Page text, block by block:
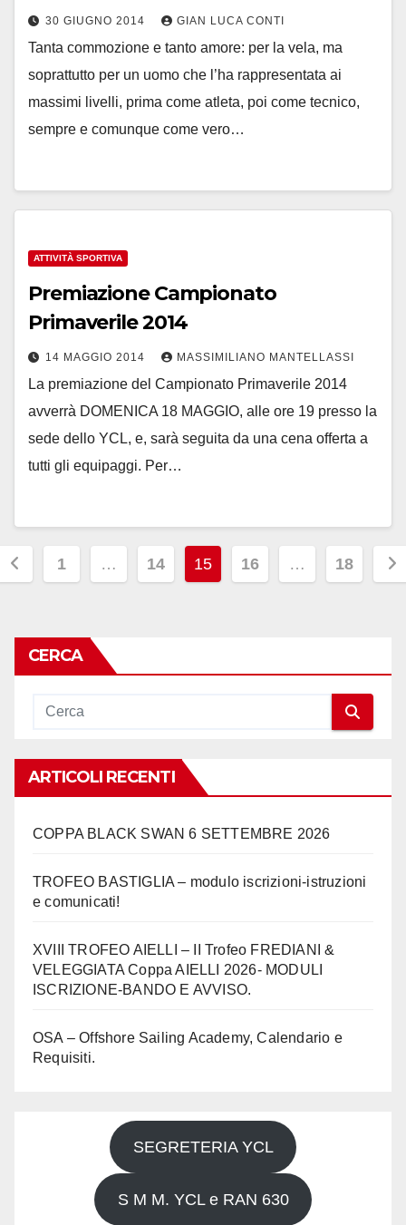
30 GIUGNO 2014 GIAN LUCA CONTI
Tanta commozione e tanto amore: per la vela, ma
soprattutto per un uomo che l’ha rappresentata ai
massimi livelli, prima come atleta, poi come tecnico,
sempre e comunque come vero…
ATTIVITÀ SPORTIVA
Premiazione Campionato
Primaverile 2014
14 MAGGIO 2014 MASSIMILIANO MANTELLASSI
La premiazione del Campionato Primaverile 2014
avverrà DOMENICA 18 MAGGIO, alle ore 19 presso la
sede dello YCL, e, sarà seguita da una cena offerta a
tutti gli equipaggi. Per…
1 … 14 15 16 … 18
CERCA
ARTICOLI RECENTI
COPPA BLACK SWAN 6 SETTEMBRE 2026
TROFEO BASTIGLIA – modulo iscrizioni-istruzioni
e comunicati!
XVIII TROFEO AIELLI – II Trofeo FREDIANI &
VELEGGIATA Coppa AIELLI 2026- MODULI
ISCRIZIONE-BANDO E AVVISO.
OSA – Offshore Sailing Academy, Calendario e
Requisiti.
SEGRETERIA YCL
S M M. YCL e RAN 630